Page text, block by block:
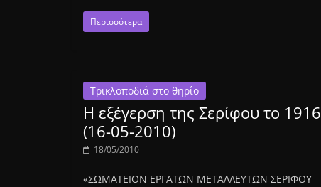
Περισσότερα
Τρικλοποδιά στο θηρίο
Η εξέγερση της Σερίφου το 1916
(16-05-2010)
18/05/2010
«ΣΩMATEION EPΓATΩN METAΛΛEYTΩN ΣEPIΦOY